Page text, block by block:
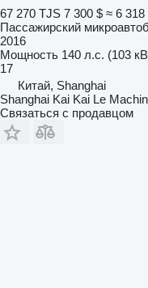
67 270 TJS 7 300 $ ≈ 6 318
Пассажирский
2016
Мощность 140 л.с. (103
17
Китай, Shanghai
Shanghai Kai Kai Le
Связаться с продавцом